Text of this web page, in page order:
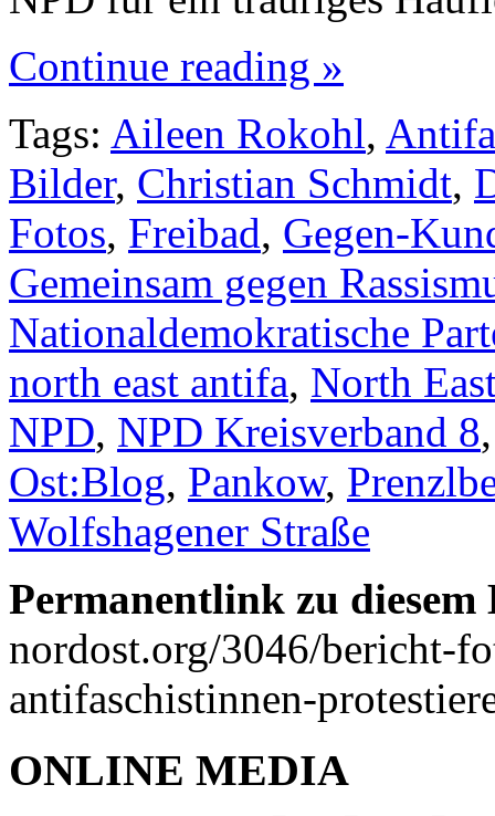
Continue reading »
Tags: Aileen Rokohl, Antifa
Bilder, Christian Schmidt,
Fotos, Freibad, Gegen-
Gemeinsam gegen
Nationaldemokratische
north east antifa, North
NPD, NPD Kreisverband 8
Ost:Blog, Pankow,
Wolfshagener Straße
Permanentlink zu
nordost.org/3046/bericht-
antifaschistinnen-
ONLINE MEDIA